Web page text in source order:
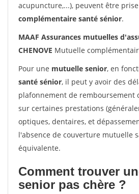
acupuncture,...), peuvent être
complémentaire santé sénior.
MAAF Assurances mutuelles
CHENOVE Mutuelle
Pour une mutuelle senior, en
santé sénior, il peut y avoir des
plafonnement de remboursement
sur certaines prestations
optiques, dentaires, et
l'absence de couverture mutuelle
équivalente.
Comment trouver
senior pas chère ?